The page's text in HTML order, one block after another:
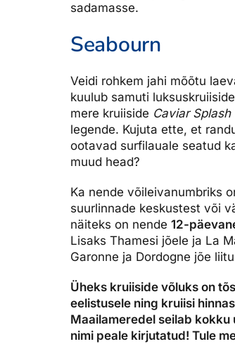
sadamasse.
Seabourn
Veidi rohkem jahi mõõtu
kuulub samuti
mere kruiiside Caviar Splash
legende. Kujuta ette, et
ootavad surfilauale seatud
muud head?
Ka nende võileivanumbriks
suurlinnade keskustest või
näiteks on nende 12-
Lisaks Thamesi jõele ja La
Garonne ja Dordogne jõe
Üheks kruiiside võluks on
eelistusele ning kruiisi
Maailameredel seilab kokku
nimi peale kirjutatud! Tule